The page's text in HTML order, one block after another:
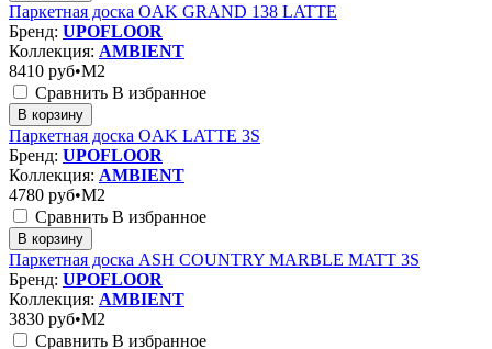
Паркетная доска OAK GRAND 138 LATTE
Бренд: UPOFLOOR
Коллекция: AMBIENT
8410 руб•M2
Сравнить В избранное
В корзину
Паркетная доска OAK LATTE 3S
Бренд: UPOFLOOR
Коллекция: AMBIENT
4780 руб•M2
Сравнить В избранное
В корзину
Паркетная доска ASH COUNTRY MARBLE MATT 3S
Бренд: UPOFLOOR
Коллекция: AMBIENT
3830 руб•M2
Сравнить В избранное